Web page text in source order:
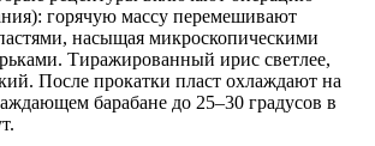
горячую массу перемешивают
насыщая микроскопическими
Тиражированный ирис светлее,
После прокатки пласт охлаждают на
барабане до 25–30 градусов в